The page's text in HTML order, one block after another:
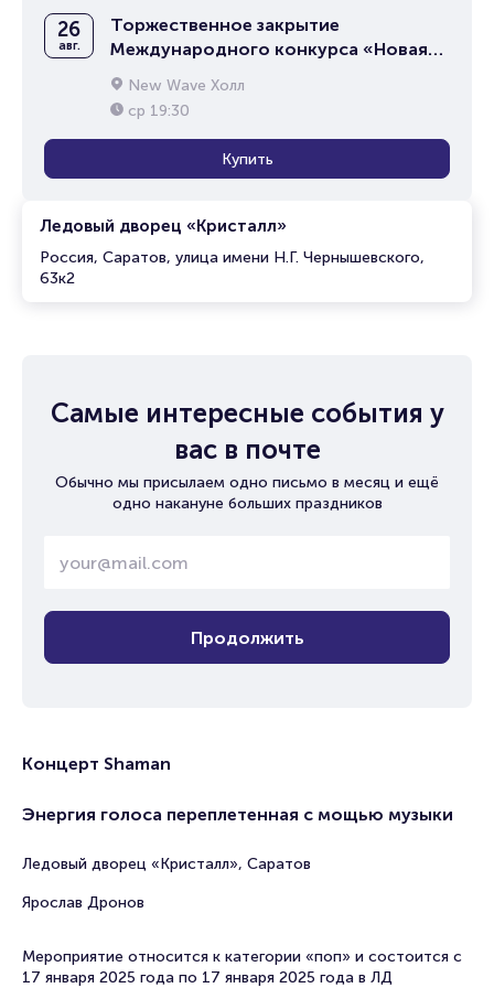
Ледовый дворец «Кристалл»
Россия, Саратов, улица имени Н.Г. Чернышевского,
63к2
26
авг.
Торжественное закрытие
Международного конкурса «Новая
волна 2026»
New Wave Холл
ср 19:30
Купить
Самые интересные события у
вас в почте
Обычно мы присылаем одно письмо в месяц и ещё
одно накануне больших праздников
Продолжить
Концерт Shaman
Энергия голоса переплетенная с мощью музыки
Ледовый дворец «Кристалл», Саратов
Ярослав Дронов
Мероприятие относится к категории «поп» и состоится с
17 января 2025 года по 17 января 2025 года в ЛД